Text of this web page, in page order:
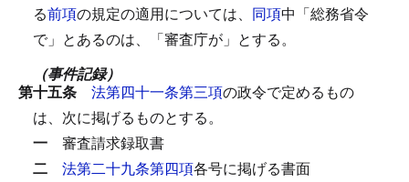
る前項の規定の適用については、 同項中「総務省令
で」とあるのは、「審査庁が」とする。
（事件記録）
第十五条 法第四十一条第三項の政令で定めるもの
は、次に掲げるものとする。
一 審査請求録取書
二 法第二十九条第四項各号に掲げる書面